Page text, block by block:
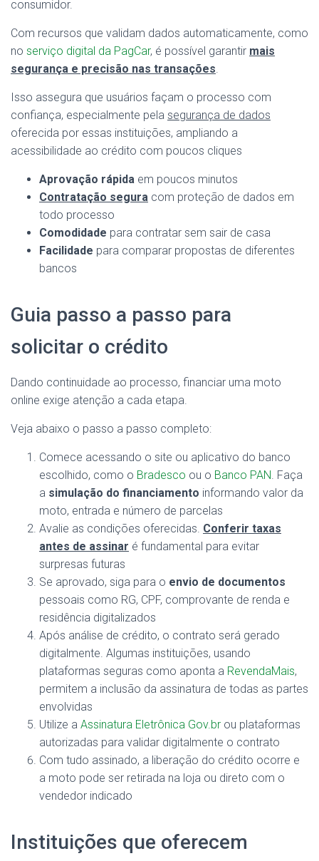
consumidor.
Com recursos que validam dados automaticamente, como
no serviço digital da PagCar, é possível garantir mais
segurança e precisão nas transações.
Isso assegura que usuários façam o processo com
confiança, especialmente pela segurança de dados
oferecida por essas instituições, ampliando a
acessibilidade ao crédito com poucos cliques
Aprovação rápida em poucos minutos
Contratação segura com proteção de dados em
todo processo
Comodidade para contratar sem sair de casa
Facilidade para comparar propostas de diferentes
bancos
Guia passo a passo para
solicitar o crédito
Dando continuidade ao processo, financiar uma moto
online exige atenção a cada etapa.
Veja abaixo o passo a passo completo:
Comece acessando o site ou aplicativo do banco
escolhido, como o Bradesco ou o Banco PAN. Faça
a simulação do financiamento informando valor da
moto, entrada e número de parcelas
Avalie as condições oferecidas. Conferir taxas
antes de assinar é fundamental para evitar
surpresas futuras
Se aprovado, siga para o envio de documentos
pessoais como RG, CPF, comprovante de renda e
residência digitalizados
Após análise de crédito, o contrato será gerado
digitalmente. Algumas instituições, usando
plataformas seguras como aponta a RevendaMais,
permitem a inclusão da assinatura de todas as partes
envolvidas
Utilize a Assinatura Eletrônica Gov.br ou plataformas
autorizadas para validar digitalmente o contrato
Com tudo assinado, a liberação do crédito ocorre e
a moto pode ser retirada na loja ou direto com o
vendedor indicado
Instituições que oferecem